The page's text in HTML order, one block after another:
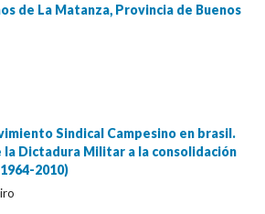
de La Matanza, Provincia de Buenos
Sindical Campesino en brasil.
la Dictadura Militar a la consolidación
2010)